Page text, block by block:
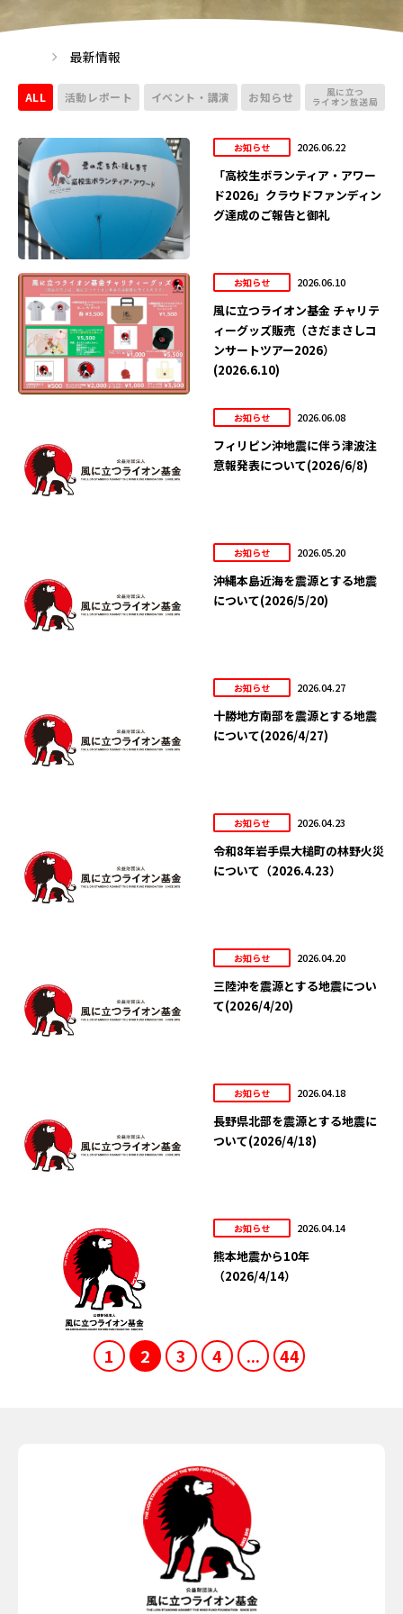
最新情報
ALL 活動レポート イベント・講演 お知らせ 風に立つ
ライオン放送局
お知らせ 2026.06.22
「高校生ボランティア・アワー
ド2026」クラウドファンディン
グ達成のご報告と御礼
お知らせ 2026.06.10
風に立つライオン基金 チャリテ
ィーグッズ販売（さだまさしコ
ンサートツアー2026）
(2026.6.10)
お知らせ 2026.06.08
フィリピン沖地震に伴う津波注
意報発表について(2026/6/8)
お知らせ 2026.05.20
沖縄本島近海を震源とする地震
について(2026/5/20)
お知らせ 2026.04.27
十勝地方南部を震源とする地震
について(2026/4/27)
お知らせ 2026.04.23
令和8年岩手県大槌町の林野火災
について（2026.4.23）
お知らせ 2026.04.20
三陸沖を震源とする地震につい
て(2026/4/20)
お知らせ 2026.04.18
長野県北部を震源とする地震に
ついて(2026/4/18)
お知らせ 2026.04.14
熊本地震から10年
（2026/4/14）
1 2 3 4 ... 44